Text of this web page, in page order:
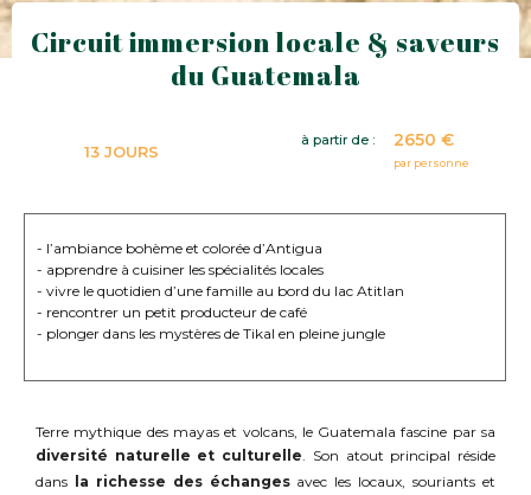
Circuit immersion locale & saveurs
du Guatemala
13 JOURS
à partir de : 2650 €
par personne
- l’ambiance bohème et colorée d’Antigua
- apprendre à cuisiner les spécialités locales
- vivre le quotidien d’une famille au bord du lac Atitlan
- rencontrer un petit producteur de café
- plonger dans les mystères de Tikal en pleine jungle
Terre mythique des mayas et volcans, le Guatemala fascine par sa
diversité naturelle et culturelle. Son atout principal réside
dans
la richesse des échangesavec les locaux, souriants et